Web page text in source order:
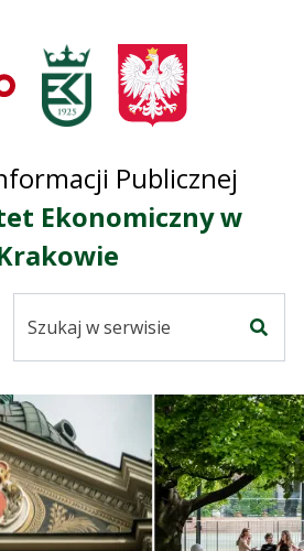
Przejdź do
menu
do treści
do mapy
serwisu
Publicznej
Ekonomiczny w
serwisie